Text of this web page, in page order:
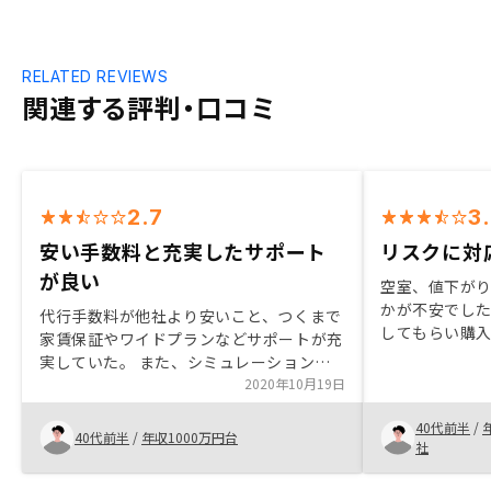
関連する評判・口コミ
RELATED REVIEWS
2.7
安い手数料と充実したサポート
が良い
代行手数料が他社より安いこと、つくまで
家賃保証やワイドプランなどサポートが充
実していた。 また、シミュレーションが
オンラインででき、自分なりにリスクや収
益性について検討できる点は評価できる。
契約後の営業担当の方からの連絡やフォロ
ーの対応が、時に雑に感じるときがありま
した。契約したあとは雑な扱いを受けるも
2020年10月19日
40代前半 / 年収1000万円台
リスクに
空室、値下が
かが不安でし
してもらい購
なので不満と
40代前半 /
社